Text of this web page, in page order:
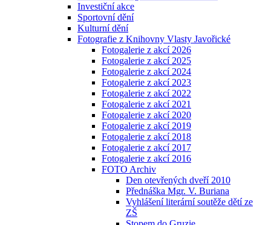
Investiční akce
Sportovní dění
Kulturní dění
Fotografie z Knihovny Vlasty Javořické
Fotogalerie z akcí 2026
Fotogalerie z akcí 2025
Fotogalerie z akcí 2024
Fotogalerie z akcí 2023
Fotogalerie z akcí 2022
Fotogalerie z akcí 2021
Fotogalerie z akcí 2020
Fotogalerie z akcí 2019
Fotogalerie z akcí 2018
Fotogalerie z akcí 2017
Fotogalerie z akcí 2016
FOTO Archiv
Den otevřených dveří 2010
Přednáška Mgr. V. Buriana
Vyhlášení literární soutěže dětí ze
ZŠ